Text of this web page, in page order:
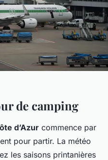
de camping
d’Azur commence par
pour partir. La météo
les saisons printanières